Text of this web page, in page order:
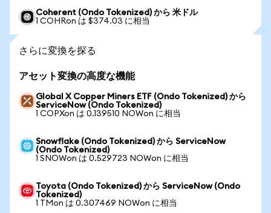
Coherent (Ondo Tokenized) から 米ドル
1 COHRon は $374.03 に相当
さらに変換を探る
アセット変換の高度な機能
Global X Copper Miners ETF (Ondo Tokenized) から
ServiceNow (Ondo Tokenized)
1 COPXon は 0.139510 NOWon に相当
Snowflake (Ondo Tokenized) から ServiceNow
(Ondo Tokenized)
1 SNOWon は 0.529723 NOWon に相当
Toyota (Ondo Tokenized) から ServiceNow (Ondo
Tokenized)
1 TMon は 0.307469 NOWon に相当